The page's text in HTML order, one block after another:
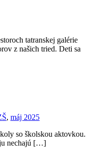
tatranskej galérie
z našich tried. Deti sa
, máj 2025
so školskou aktovkou.
ju nechajú […]